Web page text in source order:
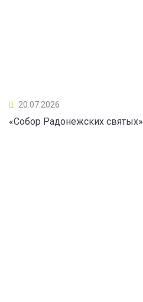
20.07.2026
«Собор Радонежских святых»